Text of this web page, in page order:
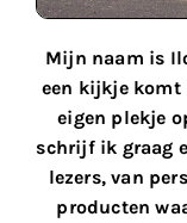
Mijn naam is
een kijkje komt
eigen plekje
schrijf ik graag
lezers, van
producten